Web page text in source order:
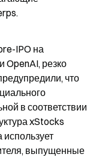
IPO на
OpenAI, резко
что
в соответствии
xStocks
выпущенные